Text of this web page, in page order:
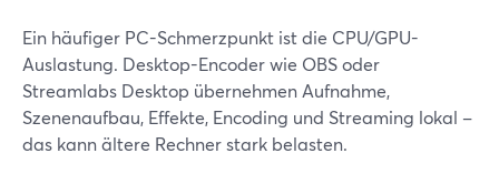
Ein häufiger PC-Schmerzpunkt ist die CPU/GPU-
Auslastung. Desktop-Encoder wie OBS oder
Streamlabs Desktop übernehmen Aufnahme,
Szenenaufbau, Effekte, Encoding und Streaming lokal –
das kann ältere Rechner stark belasten.